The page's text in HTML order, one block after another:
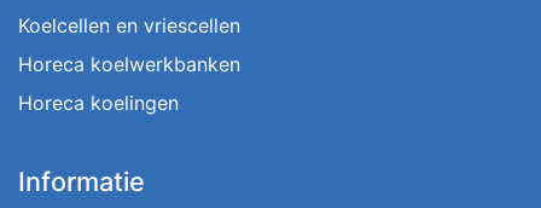
Koelcellen en vriescellen
Horeca koelwerkbanken
Horeca koelingen
Informatie